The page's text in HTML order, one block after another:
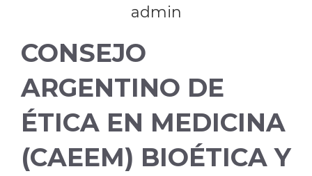
admin
CONSEJO
ARGENTINO DE
ÉTICA EN MEDICINA
(CAEEM) BIOÉTICA Y